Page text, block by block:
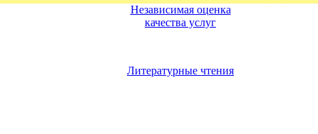
Независимая оценка
качества услуг
Литературные чтения